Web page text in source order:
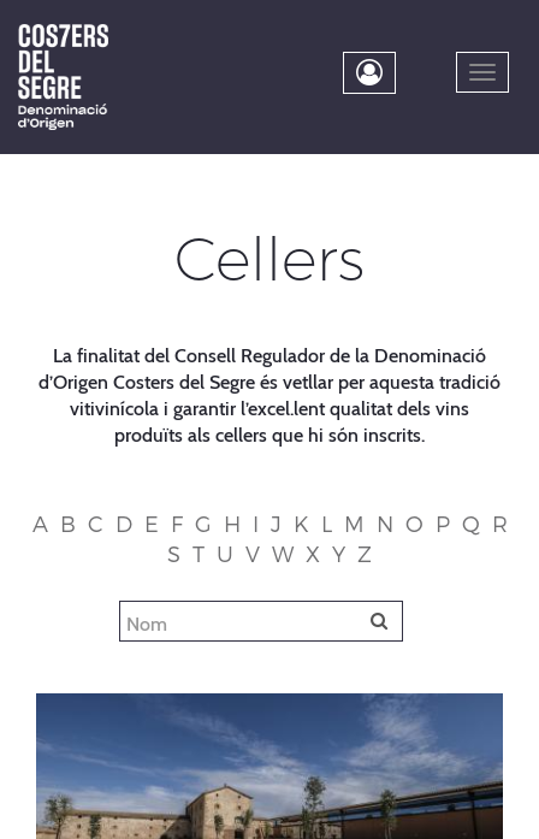
main
content
Toggle
Cellers
La finalitat del Consell Regulador de la Denominació
d’Origen Costers del Segre és vetllar per aquesta tradició
vitivinícola i garantir l’excel.lent qualitat dels vins
produïts als cellers que hi són inscrits.
A B C D E F G H I J K L M N O P Q
R
S T U V W X Y Z